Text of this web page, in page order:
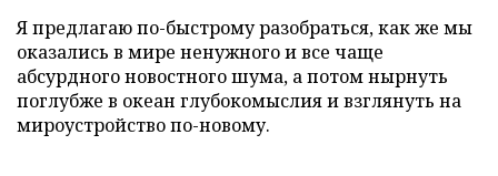
Я предлагаю по-быстрому разобраться, как же мы
оказались в мире ненужного и все чаще
абсурдного новостного шума, а потом нырнуть
поглубже в океан глубокомыслия и взглянуть на
мироустройство по-новому.